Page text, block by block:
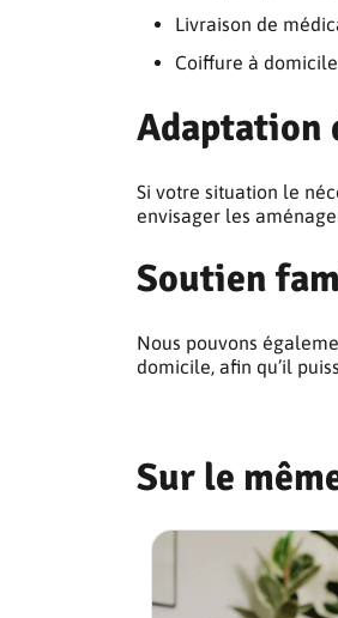
Livraison de
Coiffure à domicile
Adaptation
Si votre situation le
envisager les
Soutien
Nous pouvons
domicile, afin qu’il
Sur le